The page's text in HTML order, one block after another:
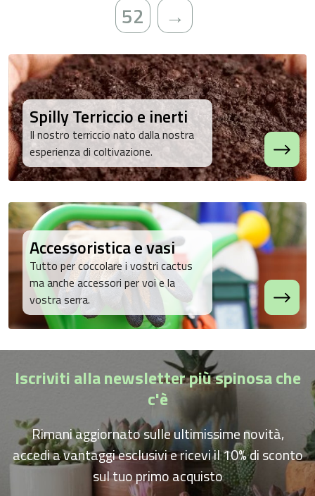
Spilly Terriccio e inerti
Il nostro terriccio nato dalla nostra
esperienza di coltivazione.
Accessoristica e vasi
Tutto per coccolare i vostri cactus
ma anche accessori per voi e la
vostra serra.
52
→
Iscriviti alla newsletter più spinosa che
c'è
Rimani aggiornato sulle ultimissime novità,
accedi a vantaggi esclusivi e ricevi il 10% di sconto
sul tuo primo acquisto